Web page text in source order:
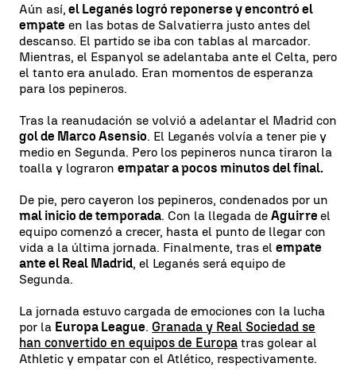
Aún así, el Leganés logró reponerse y encontró el
empate en las botas de Salvatierra justo antes del
descanso. El partido se iba con tablas al marcador.
Mientras, el Espanyol se adelantaba ante el Celta, pero
el tanto era anulado. Eran momentos de esperanza
para los pepineros.
Tras la reanudación se volvió a adelantar el Madrid con
gol de Marco Asensio. El Leganés volvía a tener pie y
medio en Segunda. Pero los pepineros nunca tiraron la
toalla y lograron empatar a pocos minutos del final.
De pie, pero cayeron los pepineros, condenados por un
mal inicio de temporada. Con la llegada de Aguirre el
equipo comenzó a crecer, hasta el punto de llegar con
vida a la última jornada. Finalmente, tras el empate
ante el Real Madrid, el Leganés será equipo de
Segunda.
La jornada estuvo cargada de emociones con la lucha
por la Europa League. Granada y Real Sociedad se
han convertido en equipos de Europa tras golear al
Athletic y empatar con el Atlético, respectivamente.